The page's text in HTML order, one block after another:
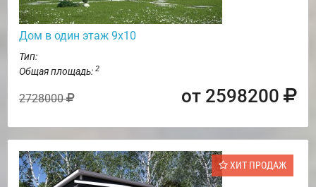
Дом в один этаж 9х10
Тип:
Общая площадь: 2
2728000 от 2598200
ХИТ ПРОДАЖ